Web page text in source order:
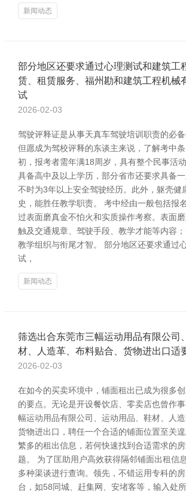
新闻动态
部分地区还要求通过心理测试和建筑工
赁、租赁服务、福州勘和建筑工程机械
试
2026-02-03
驾驶评释证是从事天真车驾驶培训职责的必
但愿成为驾校评释的东谈主来说，了解考中
初，报考者需年满18周岁，具有整个民事活
具备高中及以上学历，部分省市还要求具备一
不时为3年以上安全驾驶经历。此外，躯壳健
史，能胜任教学职责。 考中经由一般包括报
过表面磨真金不怕火和实质操作考察。表面
触及交通规章、驾驶手段、教学才能等内容
教学组织与衔尾才智。 部分地区还要求通过
试，
新闻动态
筛选出合东莞市三幅运动用品有限公司
材、人造革、布料贴合、货物进出口适
2026-02-03
在如今的买卖环境中，铺面租出已成为很多
的要点。无论是开设餐饮店、零卖店也曾作
幅运动用品有限公司、运动用品、鞋材、人造
货物进出口，聘任一个合适的铺面位置至关
繁多的租出信息，若何快速找到合适需求的
题。 为了匡助用户高效获得隔邻铺面出租信
多种渠谈进行查询。领先，不错运用专科的
台，如58同城、赶集网、安堵客等，输入处